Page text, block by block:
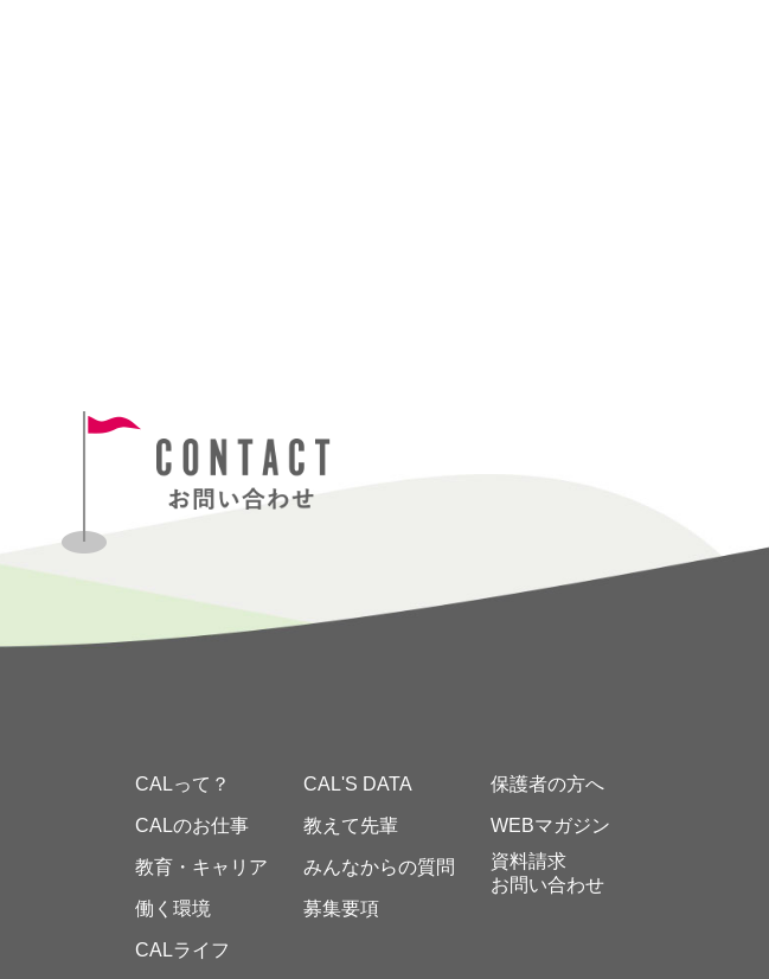
CALって？
CALのお仕事
教育・キャリア
働く環境
CALライフ
CAL'S DATA
教えて先輩
みんなからの質問
募集要項
保護者の方へ
WEBマガジン
資料請求
お問い合わせ